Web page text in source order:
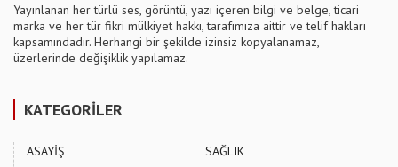
Yayınlanan her türlü ses, görüntü, yazı içeren bilgi ve belge, ticari
marka ve her tür fikri mülkiyet hakkı, tarafımıza aittir ve telif hakları
kapsamındadır. Herhangi bir şekilde izinsiz kopyalanamaz,
üzerlerinde değişiklik yapılamaz.
KATEGORİLER
ASAYİŞ
SAĞLIK